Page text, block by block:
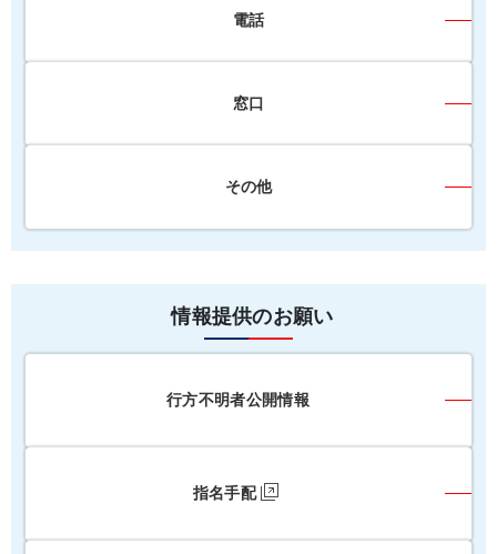
電話
窓口
その他
情報提供のお願い
行方不明者公開情報
指名手配